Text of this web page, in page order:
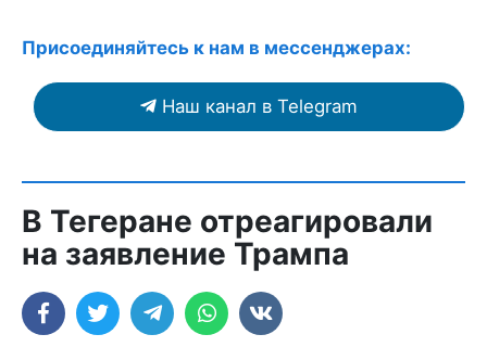
Присоединяйтесь к нам в мессенджерах:
Наш канал в Telegram
В Тегеране отреагировали
на заявление Трампа